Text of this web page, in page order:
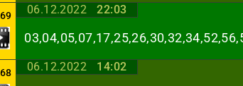
06.12.2022 22:03
03,04,05,07,17,25,26,30,32,34,
06.12.2022 14:02